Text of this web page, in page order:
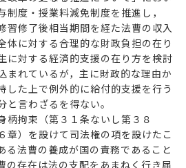
度・授業料減免制度を推進し，
習修了後相当期間を経た法曹の収入
体に対する合理的な財政負担の在り
に対する経済的支援の在り方を検討
まれているが，主に財政的な理由か
した上で例外的に給付的支援を行う
言わざるを得ない。
柄拘束（第３１条ないし第３８
章）を設けて司法権の項を設けたこ
る法曹の養成が国の責務であること
の存在は法の支配をあまねく行き届